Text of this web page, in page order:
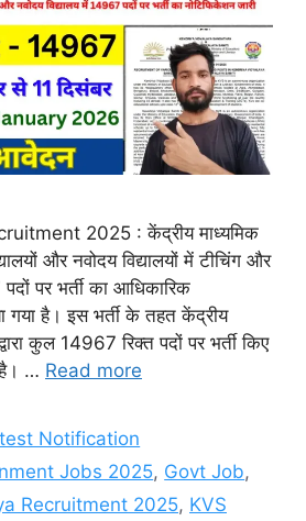
2025 : केंद्रीय माध्यमिक
और नवोदय विद्यालयों में टीचिंग और
पर भर्ती का आधिकारिक
गया है। इस भर्ती के तहत केंद्रीय
कुल 14967 रिक्त पदों पर भर्ती किए
है। … Read more
Notification
Jobs 2025, Govt Job,
Recruitment 2025, KVS